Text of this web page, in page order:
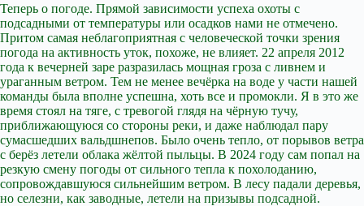
Теперь о погоде. Прямой зависимости успеха охоты с
подсадными от температуры или осадков нами не отмечено.
Притом самая неблагоприятная с человеческой точки зрения
погода на активность уток, похоже, не влияет. 22 апреля 2012
года к вечерней заре разразилась мощная гроза с ливнем и
ураганным ветром. Тем не менее вечёрка на воде у части нашей
команды была вполне успешна, хоть все и промокли. Я в это же
время стоял на тяге, с тревогой глядя на чёрную тучу,
приближающуюся со стороны реки, и даже наблюдал пару
сумасшедших вальдшнепов. Было очень тепло, от порывов ветра
с берёз летели облака жёлтой пыльцы. В 2024 году сам попал на
резкую смену погоды от сильного тепла к похолоданию,
сопровождавшуюся сильнейшим ветром. В лесу падали деревья,
но селезни, как заводные, летели на призывы подсадной.